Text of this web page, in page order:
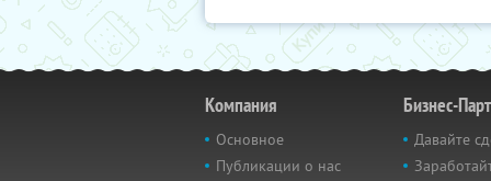
Компания
Основное
Публикации о нас
Бизнес-
Давайте